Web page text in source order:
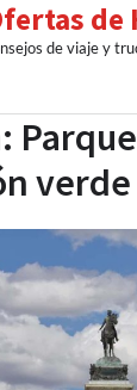
de
de viaje y